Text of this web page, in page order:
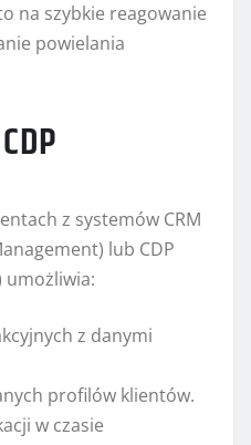
na szybkie reagowanie
powielania
z systemów CRM
lub CDP
umożliwia:
z danymi
profilów klientów.
w czasie